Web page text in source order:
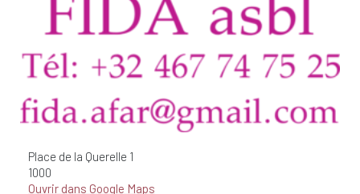
Place de la Querelle 1
1000
Ouvrir dans Google Maps